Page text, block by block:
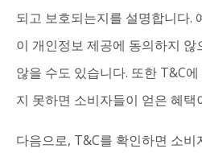
되고 보호되는지를 설명합니다.
이 개인정보 제공에 동의하지
않을 수도 있습니다. 또한 T&C
지 못하면 소비자들이 얻은 혜택
다음으로, T&C를 확인하면 소비